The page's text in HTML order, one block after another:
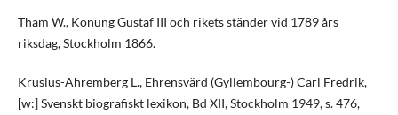
Tham W., Konung Gustaf III och rikets ständer vid 1789 års
riksdag, Stockholm 1866.
Krusius-Ahremberg L., Ehrensvärd (Gyllembourg-) Carl Fredrik,
[w:] Svenskt biografiskt lexikon, Bd XII, Stockholm 1949, s. 476,